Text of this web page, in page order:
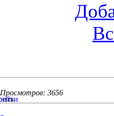
Просмотров: 3656